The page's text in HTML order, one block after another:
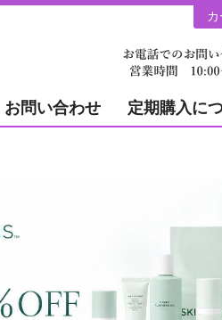
カ
お問い合わせ 定期購入に